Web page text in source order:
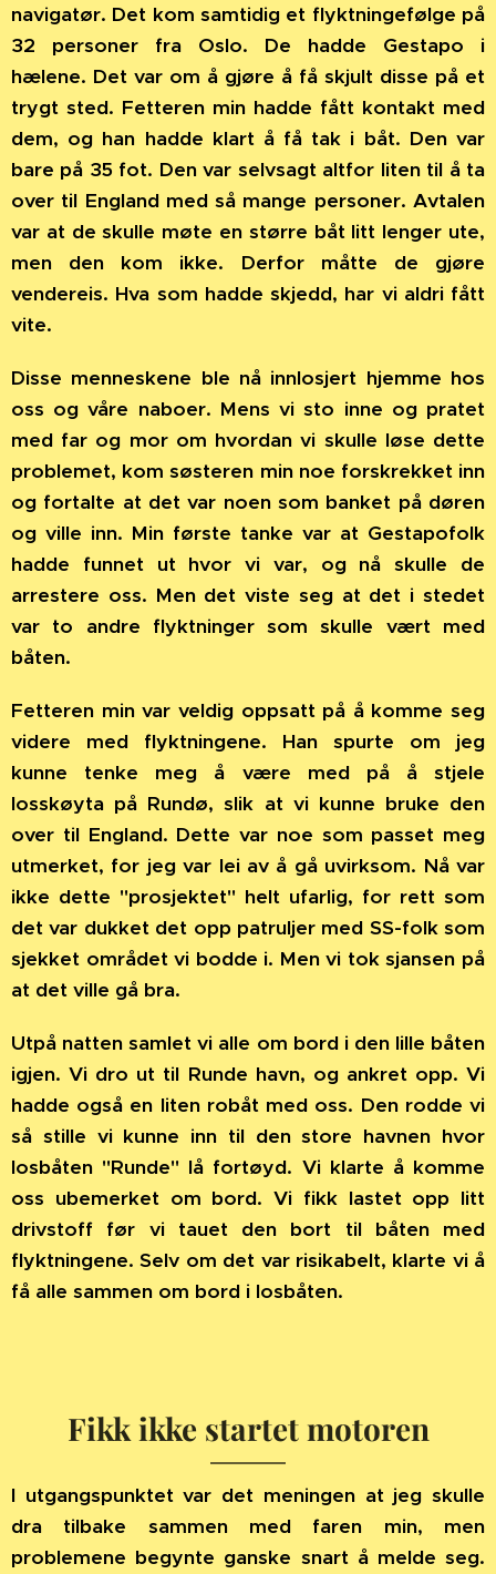
navigatør. Det kom samtidig et flyktningefølge på
32 personer fra Oslo. De hadde Gestapo i
hælene. Det var om å gjøre å få skjult disse på et
trygt sted. Fetteren min hadde fått kontakt med
dem, og han hadde klart å få tak i båt. Den var
bare på 35 fot. Den var selvsagt altfor liten til å ta
over til England med så mange personer. Avtalen
var at de skulle møte en større båt litt lenger ute,
men den kom ikke. Derfor måtte de gjøre
vendereis. Hva som hadde skjedd, har vi aldri fått
vite.
Disse menneskene ble nå innlosjert hjemme hos
oss og våre naboer. Mens vi sto inne og pratet
med far og mor om hvordan vi skulle løse dette
problemet, kom søsteren min noe forskrekket inn
og fortalte at det var noen som banket på døren
og ville inn. Min første tanke var at Gestapofolk
hadde funnet ut hvor vi var, og nå skulle de
arrestere oss. Men det viste seg at det i stedet
var to andre flyktninger som skulle vært med
båten.
Fetteren min var veldig oppsatt på å komme seg
videre med flyktningene. Han spurte om jeg
kunne tenke meg å være med på å stjele
losskøyta på Rundø, slik at vi kunne bruke den
over til England. Dette var noe som passet meg
utmerket, for jeg var lei av å gå uvirksom. Nå var
ikke dette "prosjektet" helt ufarlig, for rett som
det var dukket det opp patruljer med SS-folk som
sjekket området vi bodde i. Men vi tok sjansen på
at det ville gå bra.
Utpå natten samlet vi alle om bord i den lille båten
igjen. Vi dro ut til Runde havn, og ankret opp. Vi
hadde også en liten robåt med oss. Den rodde vi
så stille vi kunne inn til den store havnen hvor
losbåten "Runde" lå fortøyd. Vi klarte å komme
oss ubemerket om bord. Vi fikk lastet opp litt
drivstoff før vi tauet den bort til båten med
flyktningene. Selv om det var risikabelt, klarte vi å
få alle sammen om bord i losbåten.
Fikk ikke startet motoren
I utgangspunktet var det meningen at jeg skulle
dra tilbake sammen med faren min, men
problemene begynte ganske snart å melde seg.